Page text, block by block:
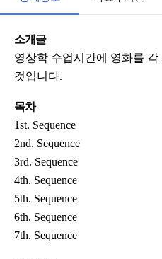
소개글
영상학 수업시간에 영화를
것입니다.
목차
1st. Sequence
2nd. Sequence
3rd. Sequence
4th. Sequence
5th. Sequence
6th. Sequence
7th. Sequence